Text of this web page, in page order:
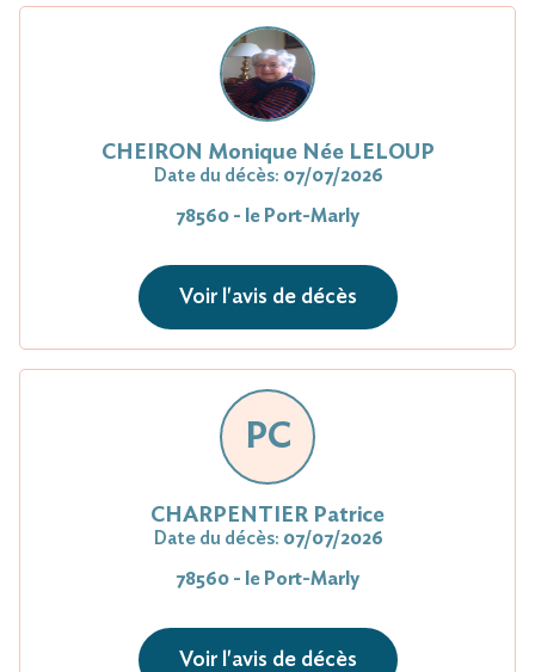
CHEIRON Monique Née LELOUP
Date du décès: 07/07/2026
78560 - le Port-Marly
Voir l'avis de décès
PC
CHARPENTIER Patrice
Date du décès: 07/07/2026
78560 - le Port-Marly
Voir l'avis de décès